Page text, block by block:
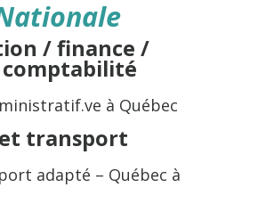
/ finance /
comptabilité
à Québec
transport
adapté – Québec à